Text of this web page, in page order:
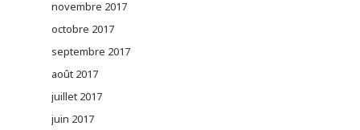
novembre 2017
octobre 2017
septembre 2017
août 2017
juillet 2017
juin 2017